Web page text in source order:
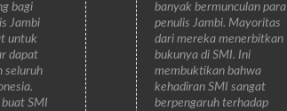
bagi
Jambi
untuk
dapat
seluruh
buat SMI
banyak bermunculan para
penulis Jambi. Mayoritas
dari mereka menerbitkan
bukunya di SMI. Ini
membuktikan bahwa
kehadiran SMI sangat
berpengaruh terhadap